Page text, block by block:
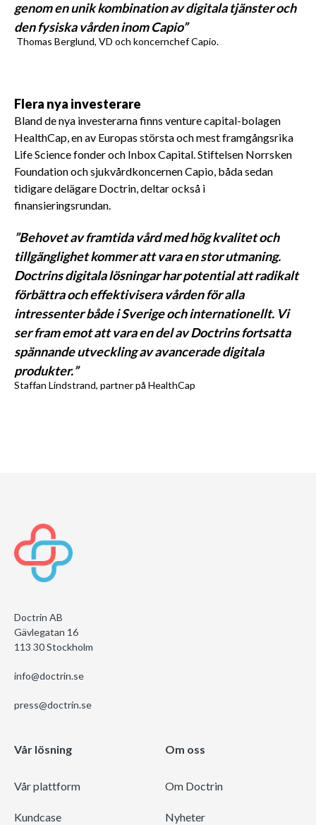
genom en unik kombination av digitala tjänster och
den fysiska vården inom Capio”
Thomas Berglund, VD och koncernchef Capio.
Flera nya investerare
Bland de nya investerarna finns venture capital-bolagen
HealthCap, en av Europas största och mest framgångsrika
Life Science fonder och Inbox Capital. Stiftelsen Norrsken
Foundation och sjukvårdkoncernen Capio, båda sedan
tidigare delägare Doctrin, deltar också i
finansieringsrundan.
”Behovet av framtida vård med hög kvalitet och
tillgänglighet kommer att vara en stor utmaning.
Doctrins digitala lösningar har potential att radikalt
förbättra och effektivisera vården för alla
intressenter både i Sverige och internationellt. Vi
ser fram emot att vara en del av Doctrins fortsatta
spännande utveckling av avancerade digitala
produkter.”
Staffan Lindstrand, partner på HealthCap
Doctrin AB
Gävlegatan 16
113 30 Stockholm
info@doctrin.se
press@doctrin.se
Vår lösning
Vår plattform
Kundcase
Om oss
Om Doctrin
Nyheter